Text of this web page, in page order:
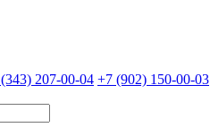
207-00-04 +7 (902) 150-00-03